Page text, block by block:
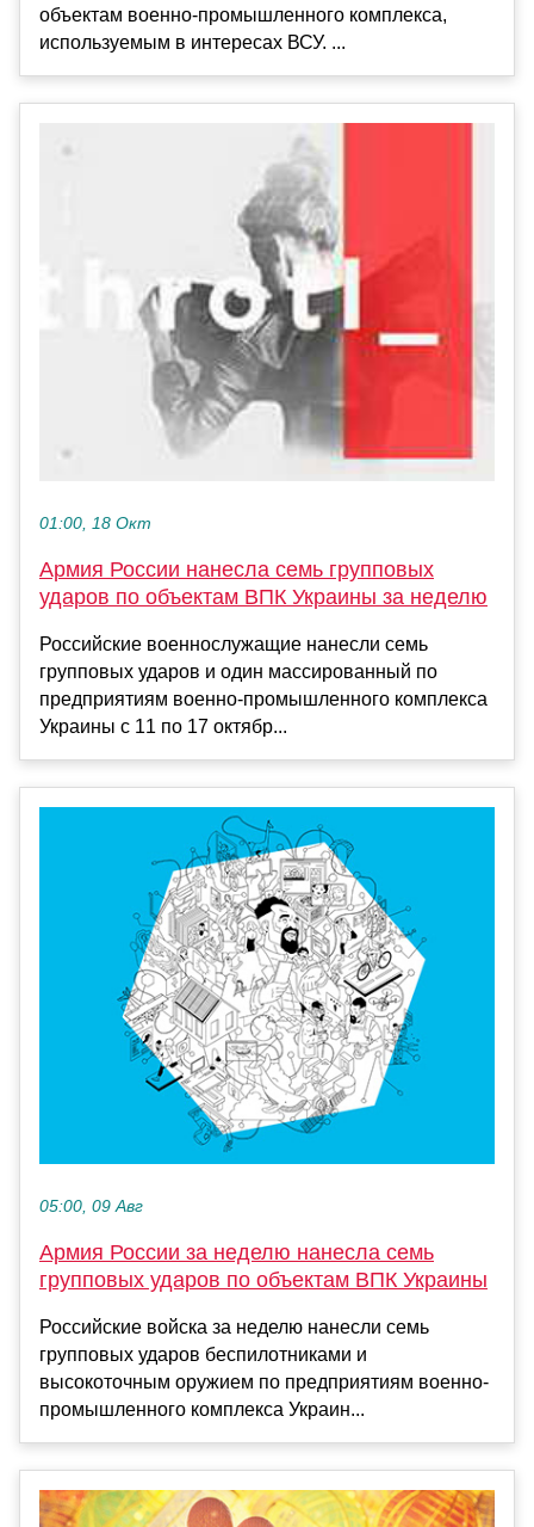
объектам военно-промышленного комплекса,
используемым в интересах ВСУ. ...
01:00, 18 Окт
Армия России нанесла семь групповых
ударов по объектам ВПК Украины за неделю
Российские военнослужащие нанесли семь
групповых ударов и один массированный по
предприятиям военно-промышленного комплекса
Украины с 11 по 17 октябр...
05:00, 09 Авг
Армия России за неделю нанесла семь
групповых ударов по объектам ВПК Украины
Российские войска за неделю нанесли семь
групповых ударов беспилотниками и
высокоточным оружием по предприятиям военно-
промышленного комплекса Украин...